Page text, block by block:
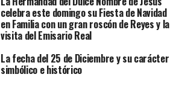
celebra este domingo su Fiesta de Navidad
en Familia con un gran roscón de Reyes y la
visita del Emisario Real
La fecha del 25 de Diciembre y su carácter
simbólico e histórico